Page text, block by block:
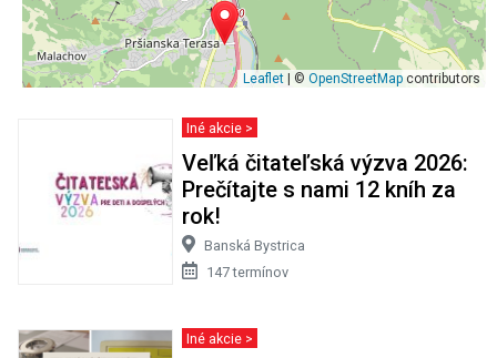
Leaflet | © OpenStreetMap contributors
Iné akcie >
Veľká čitateľská výzva 2026:
Prečítajte s nami 12 kníh za
rok!
Banská Bystrica
147 termínov
Iné akcie >